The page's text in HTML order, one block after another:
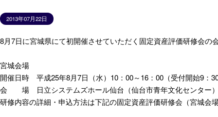
2013年07月22日
8月7日に宮城県にて初開催させていただく固定資産評価研修会の
宮城会場
開催日時 平成25年8月7日（水）10：00～16：00（受付開始9：
会 場 日立システムズホール仙台（仙台市青年文化センター）
研修内容の詳細・申込方法は下記の固定資産評価研修会（宮城会